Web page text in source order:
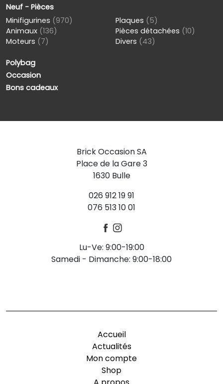
Neuf - Pièces
Minifigurines (970)
Animaux (136)
Moteurs (7)
Plaques (5)
Pièces détachées (10)
Divers (43)
Polybag
Occasion
Bons cadeaux
Brick Occasion SA
Place de la Gare 3
1630 Bulle
026 912 19 91
076 513 10 01
Lu-Ve: 9:00-19:00
Samedi - Dimanche: 9:00-18:00
Accueil
Actualités
Mon compte
Shop